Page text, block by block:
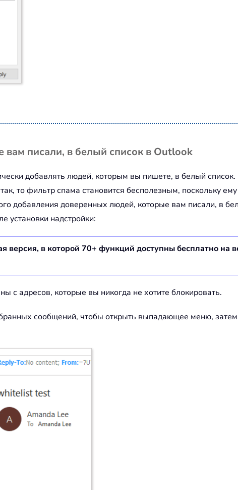
писали, в белый список в Outlook
добавлять людей, которым вы пишете, в белый список.
то фильтр спама становится бесполезным, поскольку
добавления доверенных людей, которые вам писали, в
установки надстройки:
версия, в которой 70+ функций доступны бесплатно на
с адресов, которые вы никогда не хотите блокировать.
сообщений, чтобы открыть выпадающее меню,